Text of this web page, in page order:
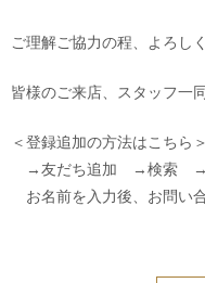
ご理解ご協力の程、よろし
皆様のご来店、スタッフ一
＜登録追加の方法はこちら＞
→友だち追加 →検索 →ID
お名前を入力後、お問い